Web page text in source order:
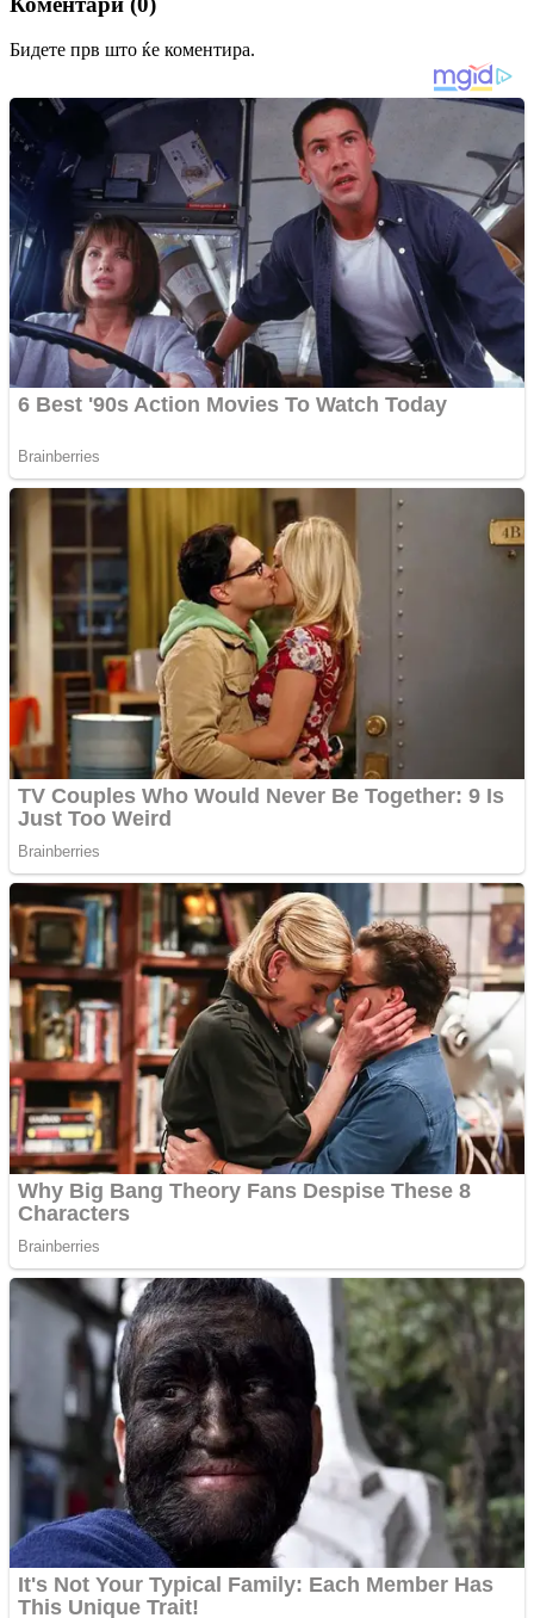
Бидете прв што ќе коментира.